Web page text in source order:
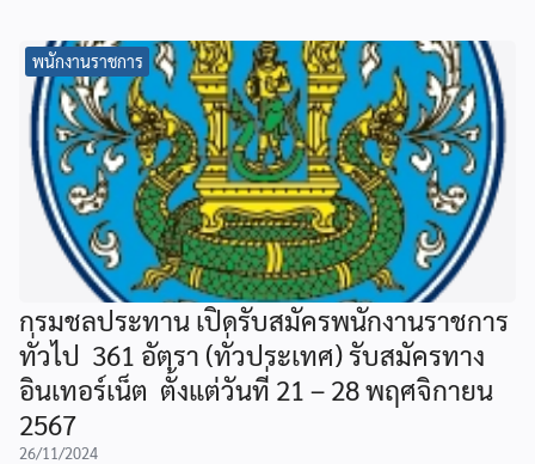
พนักงานราชการ
กรมชลประทาน เปิดรับสมัครพนักงานราชการ
ทั่วไป 361 อัตรา (ทั่วประเทศ) รับสมัครทาง
อินเทอร์เน็ต ตั้งแต่วันที่ 21 – 28 พฤศจิกายน
2567
26/11/2024